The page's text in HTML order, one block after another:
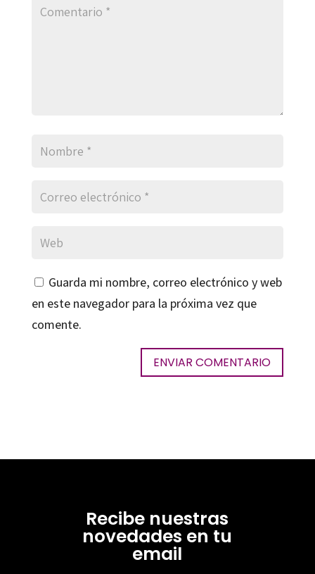
Guarda mi nombre, correo electrónico y web
en este navegador para la próxima vez que
comente.
Recibe nuestras
novedades en tu
email